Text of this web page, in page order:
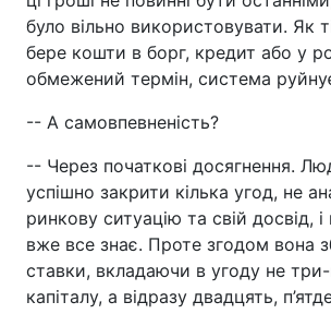
було вільно використовувати. Як
бере кошти в борг, кредит або у
обмежений термін, система
-- А самовпевненість?
-- Через початкові досягнення.
успішно закрити кілька угод, не
ринкову ситуацію та свій досвід,
вже все знає. Проте згодом вона
ставки, вкладаючи в угоду не три-
капіталу, а відразу двадцять,